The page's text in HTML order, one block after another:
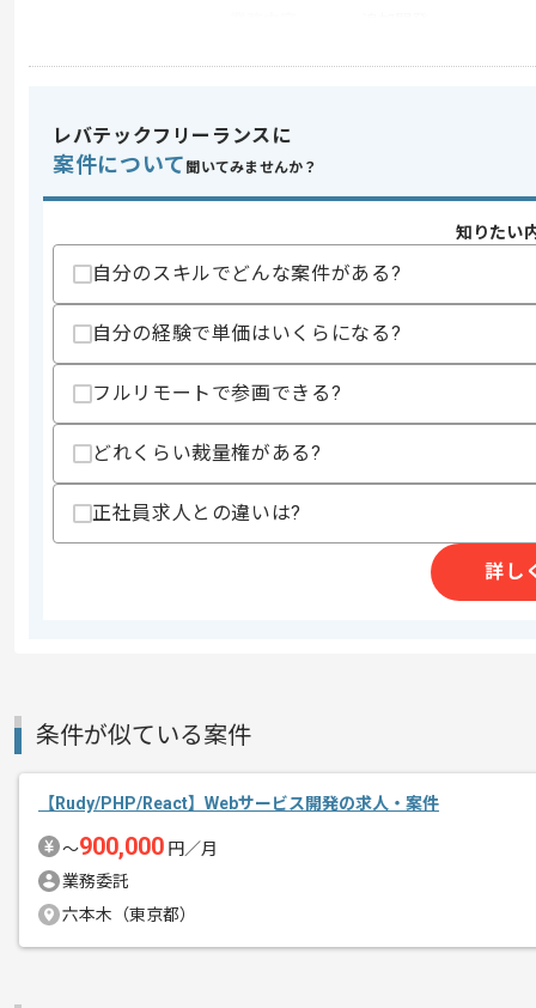
ム
基幹業務システム
求めるスキル
・Ruby on Railsを用いた実装経験2年以
スキルに不安がある方へ
上記に似た経験やスキルをお持ちであれば申
精算・お支払い
精算基準時間
支払いサイト
15日
エージェントからのコ
メント
レバテックフリーランスに
案件について 聞いてみませんか？
知りたい
自分のスキルでどんな案件がある?
自分の経験で単価はいくらになる?
フルリモートで参画できる?
どれくらい裁量権がある?
正社員求人との違いは?
詳し
条件が似ている案件
【Rudy/PHP/React】Webサービス開発の求人・案件
〜900,000 円／月
業務委託
六本木（東京都）